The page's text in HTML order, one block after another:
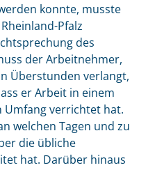
konnte, musste
Pfalz
des
der Arbeitnehmer,
Überstunden verlangt,
er Arbeit in einem
Umfang verrichtet hat.
welchen Tagen und zu
die übliche
hat. Darüber hinaus